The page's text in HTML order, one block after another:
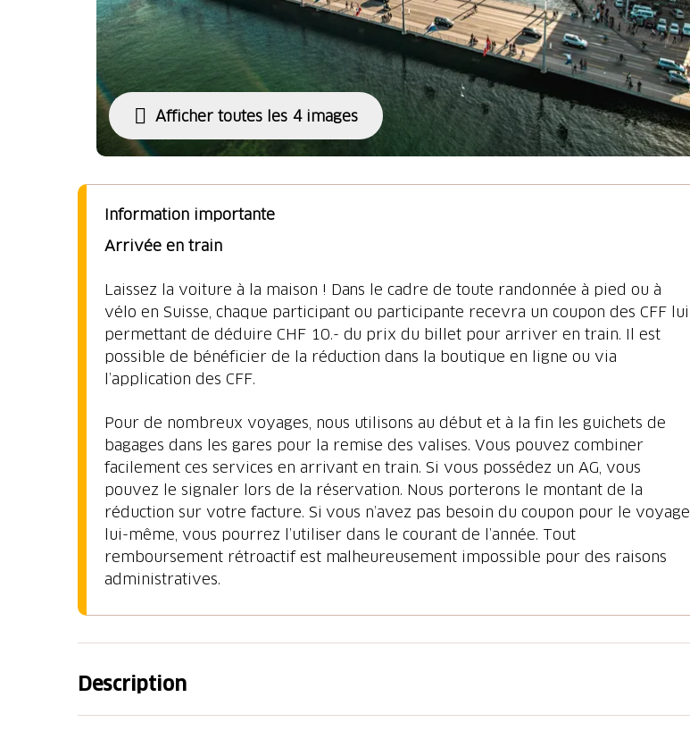
Afficher toutes les 4 images
Information importante
Arrivée en train
Laissez la voiture à la maison ! Dans le cadre de toute randonnée à pied ou à
vélo en Suisse, chaque participant ou participante recevra un coupon des CFF lui
permettant de déduire CHF 10.- du prix du billet pour arriver en train. Il est
possible de bénéficier de la réduction dans la boutique en ligne ou via
l’application des CFF.
Pour de nombreux voyages, nous utilisons au début et à la fin les guichets de
bagages dans les gares pour la remise des valises. Vous pouvez combiner
facilement ces services en arrivant en train. Si vous possédez un AG, vous
pouvez le signaler lors de la réservation. Nous porterons le montant de la
réduction sur votre facture. Si vous n’avez pas besoin du coupon pour le voyage
lui-même, vous pourrez l’utiliser dans le courant de l’année. Tout
remboursement rétroactif est malheureusement impossible pour des raisons
administratives.
Description